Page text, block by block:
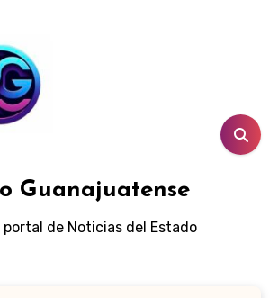
Guanajuatense
portal de Noticias del Estado